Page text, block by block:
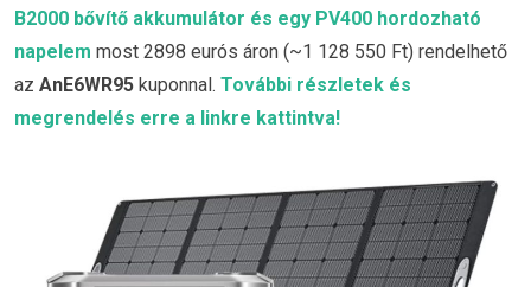
B2000 bővítő akkumulátor és egy PV400 hordozható
napelem most 2898 eurós áron (~1 128 550 Ft) rendelhető
az AnE6WR95 kuponnal. További részletek és
megrendelés erre a linkre kattintva!